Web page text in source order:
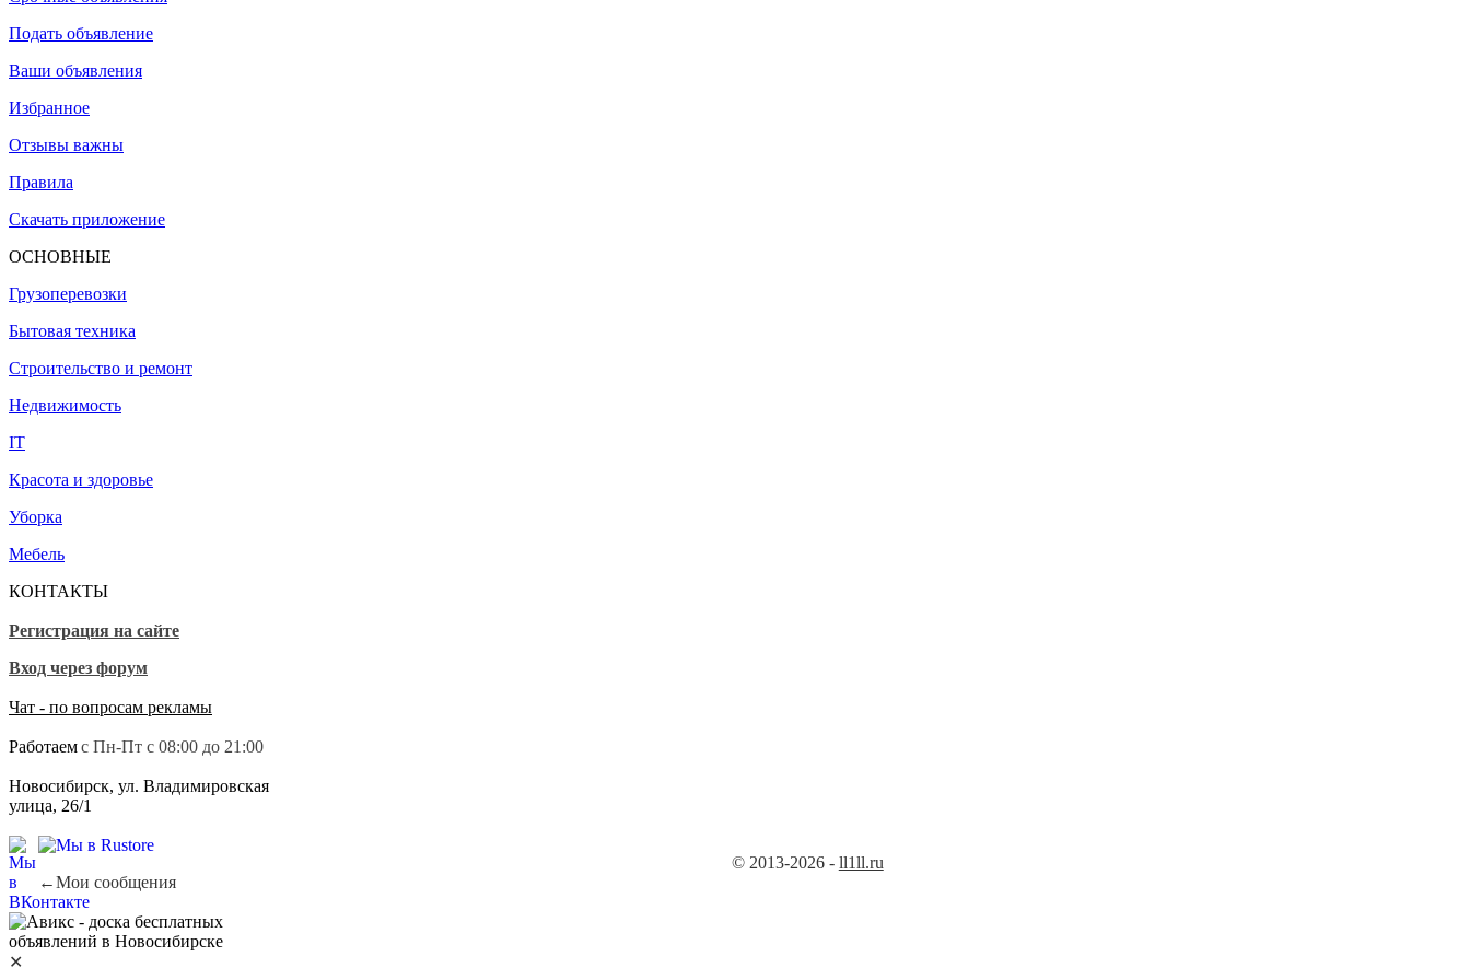
Подать объявление
Ваши объявления
Избранное
Отзывы важны
Правила
Скачать приложение
ОСНОВНЫЕ
Грузоперевозки
Бытовая техника
Строительство и ремонт
Недвижимость
IT
Красота и здоровье
Уборка
Мебель
КОНТАКТЫ
Регистрация на сайте
Вход через форум
Чат - по вопросам рекламы
Работаемс Пн-Пт с 08:00 до 21:00
Новосибирск, ул. Владимировская
улица, 26/1
© 2013-2026 - ll1ll.ru
←Мои сообщения
✕